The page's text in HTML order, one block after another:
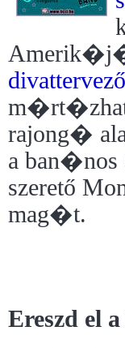
divattervező
rajong�
a
szerető
mag�t.
Ereszd el